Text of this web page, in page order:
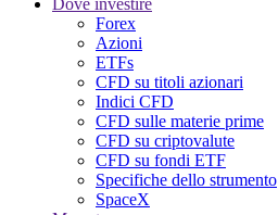
Forex
Azioni
ETFs
CFD su titoli azionari
Indici CFD
CFD sulle materie prime
CFD su criptovalute
CFD su fondi ETF
Specifiche dello strumento
SpaceX